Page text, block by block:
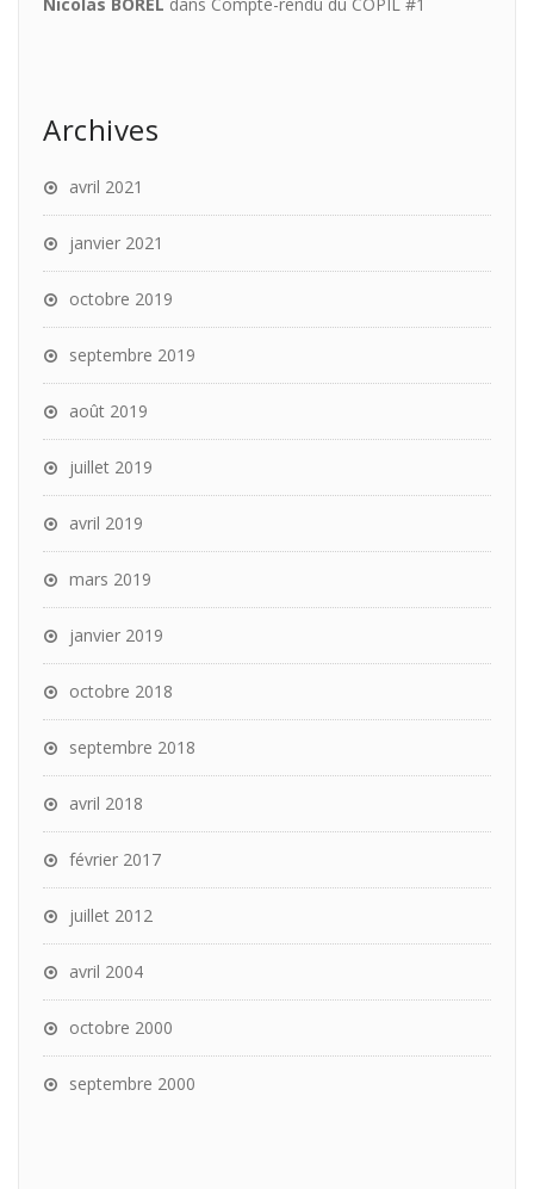
Archives
avril 2021
janvier 2021
octobre 2019
septembre 2019
août 2019
juillet 2019
avril 2019
mars 2019
janvier 2019
octobre 2018
septembre 2018
avril 2018
février 2017
juillet 2012
avril 2004
octobre 2000
septembre 2000